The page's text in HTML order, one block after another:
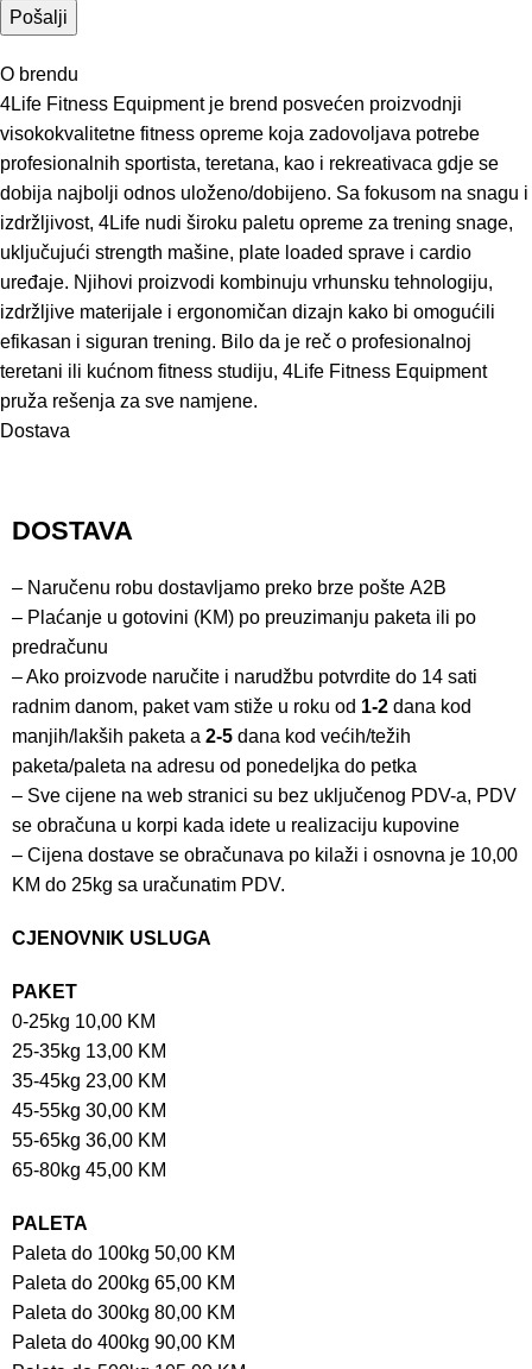
O brendu
4Life Fitness Equipment je brend posvećen proizvodnji
visokokvalitetne fitness opreme koja zadovoljava potrebe
profesionalnih sportista, teretana, kao i rekreativaca gdje se
dobija najbolji odnos uloženo/dobijeno. Sa fokusom na snagu i
izdržljivost, 4Life nudi široku paletu opreme za trening snage,
uključujući strength mašine, plate loaded sprave i cardio
uređaje. Njihovi proizvodi kombinuju vrhunsku tehnologiju,
izdržljive materijale i ergonomičan dizajn kako bi omogućili
efikasan i siguran trening. Bilo da je reč o profesionalnoj
teretani ili kućnom fitness studiju, 4Life Fitness Equipment
pruža rešenja za sve namjene.
Dostava
DOSTAVA
– Naručenu robu dostavljamo preko brze pošte A2B
– Plaćanje u gotovini (KM) po preuzimanju paketa ili po
predračunu
– Ako proizvode naručite i narudžbu potvrdite do 14 sati
radnim danom, paket vam stiže u roku od 1-2 dana kod
manjih/lakših paketa a 2-5 dana kod većih/težih
paketa/paleta na adresu od ponedeljka do petka
– Sve cijene na web stranici su bez uključenog PDV-a, PDV
se obračuna u korpi kada idete u realizaciju kupovine
– Cijena dostave se obračunava po kilaži i osnovna je 10,00
KM do 25kg sa uračunatim PDV.
CJENOVNIK USLUGA
PAKET
0-25kg 10,00 KM
25-35kg 13,00 KM
35-45kg 23,00 KM
45-55kg 30,00 KM
55-65kg 36,00 KM
65-80kg 45,00 KM
PALETA
Paleta do 100kg 50,00 KM
Paleta do 200kg 65,00 KM
Paleta do 300kg 80,00 KM
Paleta do 400kg 90,00 KM